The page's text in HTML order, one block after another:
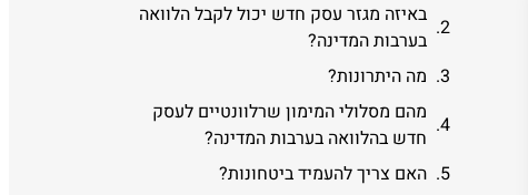
באיזה מגזר עסק חדש יכול לקבל הלוואה
בערבות המדינה?
מה היתרונות?
מהם מסלולי המימון שרלוונטיים לעסק
חדש בהלוואה בערבות המדינה?
האם צריך להעמיד ביטחונות?